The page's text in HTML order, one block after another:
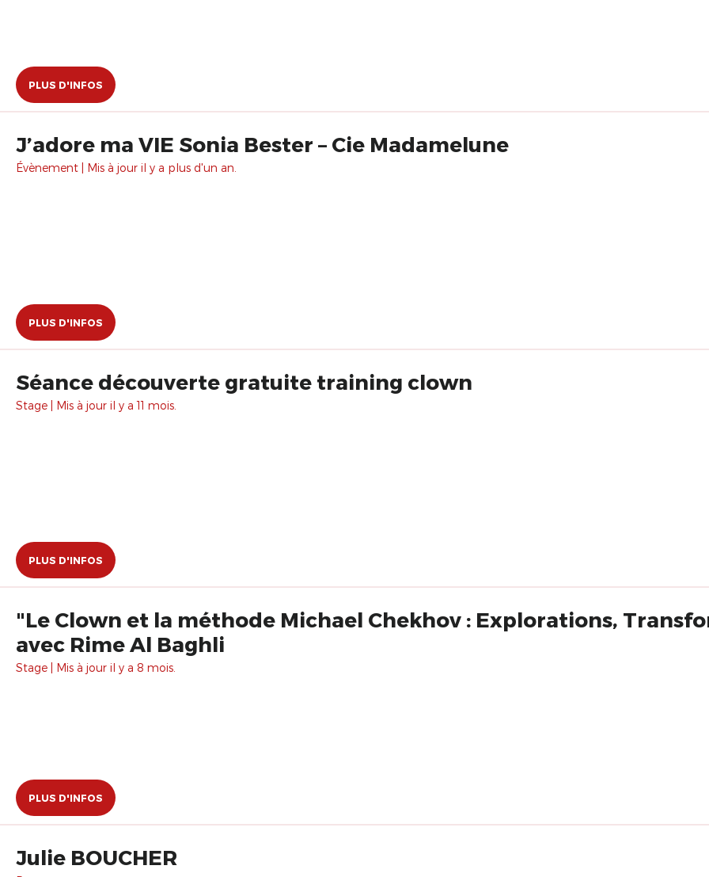
PLUS D'INFOS
J’adore ma VIE Sonia Bester – Cie Madamelune
Évènement | Mis à jour il y a plus d'un an.
PLUS D'INFOS
Séance découverte gratuite training clown
Stage | Mis à jour il y a 11 mois.
PLUS D'INFOS
"Le Clown et la méthode Michael Chekhov : Explorations,
avec Rime Al Baghli
Stage | Mis à jour il y a 8 mois.
PLUS D'INFOS
Julie BOUCHER